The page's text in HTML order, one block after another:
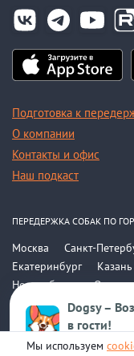
Dogsy –
в гости!
Бесплатно в
Подготовка к
О компании
Контакты и офис
Наш подкаст
© 2015-2026, ООО
Политика
ПЕРЕДЕРЖКА СОБАК ПО
Москва Санкт-
Екатеринбург
Казань
Новосибирск
Омск
Саратов
Уфа
Мы используем